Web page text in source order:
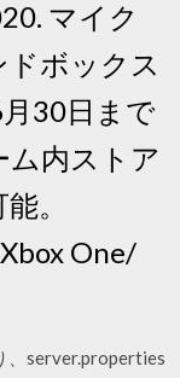
マイク
ボックス
30日まで
ム内ストア
。
One/
、server.properties